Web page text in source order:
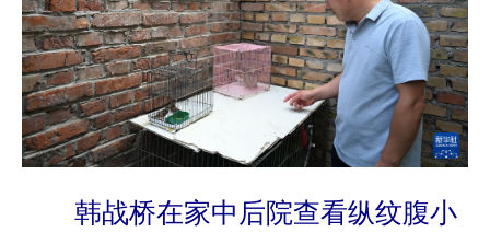
韩战桥在家中后院查看纵纹腹小